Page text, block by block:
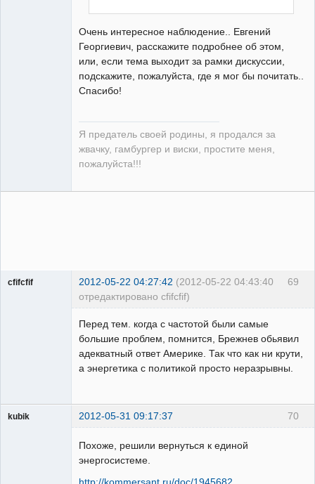
Очень интересное наблюдение.. Евгений
Георгиевич, расскажите подробнее об этом,
или, если тема выходит за рамки дискуссии,
подскажите, пожалуйста, где я мог бы почитать..
Спасибо!
Я предатель своей родины, я продался за
жвачку, гамбургер и виски, простите меня,
пожалуйста!!!
69
cfifcfif 2012-05-22 04:27:42 (2012-05-22 04:43:40
отредактировано cfifcfif)
Перед тем. когда с частотой были самые
большие проблем, помнится, Брежнев обьявил
адекватный ответ Америке. Так что как ни крути,
а энергетика с политикой просто неразрывны.
70
kubik 2012-05-31 09:17:37
Похоже, решили вернуться к единой
энергосистеме.